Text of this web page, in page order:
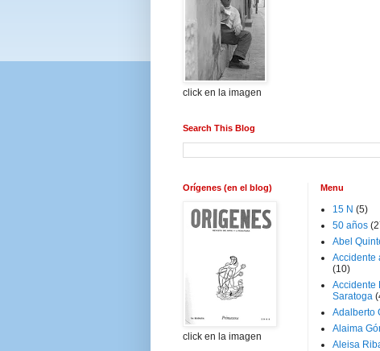
click en la imagen
Search This Blog
Orígenes (en el blog)
click en la imagen
Menu
15 N (5)
50 años
Abel
Accidente
(10)
Accidente
Saratoga
Adalberto
Alaima
Aleisa